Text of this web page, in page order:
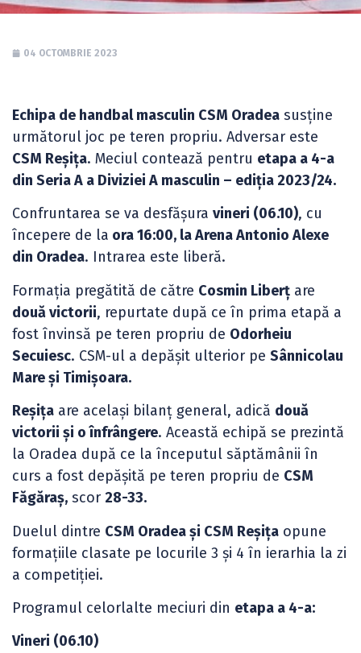
04 OCTOMBRIE 2023
Echipa de handbal masculin CSM Oradea susține
următorul joc pe teren propriu. Adversar este
CSM Reșița. Meciul contează pentru etapa a 4-a
din Seria A a Diviziei A masculin – ediția 2023/24.
Confruntarea se va desfășura vineri (06.10), cu
începere de la ora 16:00, la Arena Antonio Alexe
din Oradea. Intrarea este liberă.
Formația pregătită de către Cosmin Liberț are
două victorii, repurtate după ce în prima etapă a
fost învinsă pe teren propriu de Odorheiu
Secuiesc. CSM-ul a depășit ulterior pe Sânnicolau
Mare și Timișoara.
Reșița are același bilanț general, adică două
victorii și o înfrângere. Această echipă se prezintă
la Oradea după ce la începutul săptămânii în
curs a fost depășită pe teren propriu de CSM
Făgăraș, scor 28-33.
Duelul dintre CSM Oradea și CSM Reșița opune
formațiile clasate pe locurile 3 și 4 în ierarhia la zi
a competiției.
Programul celorlalte meciuri din etapa a 4-a:
Vineri (06.10)